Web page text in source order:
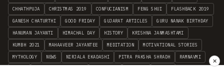
CHHATHPUJA CHRISTMAS 2019 CONFUCIANISM FENG SHUI FLASHBACK 2019
GANESH CHATURTHI GOOD FRIDAY GUJARAT ARTICLES GURU NANAK BIRTHDAY
HANUMAN JAYANTI HIMACHAL DAY HISTORY KRISHNA JANMASHTAMI
KUMBH 2021 MAHAAVEER JAYANTEE MEDITATION MOTIVATIONAL STORIES
MYTHOLOGY NEWS NIRJALA EKADASHI PITRA PAKSHA SHRADH RAMNAVMI
✕